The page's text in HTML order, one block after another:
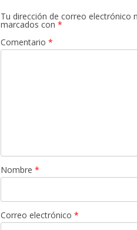
Tu dirección de correo electrónico
marcados con *
Comentario *
Nombre *
Correo electrónico *